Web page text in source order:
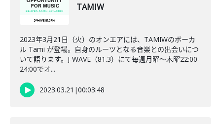
TAMIW
2023年3月21日（火）のオンエアには、TAMIWのボーカ
ル Tami が登場。自身のルーツとなる音楽との出会いにつ
いて語ります。J-WAVE（81.3）にて毎週月曜～木曜22:00-
24:00でオ...
2023.03.21 |00:03:48